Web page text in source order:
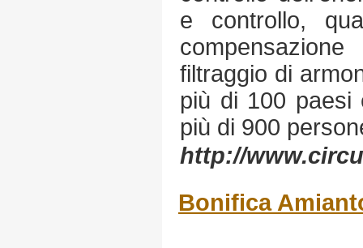
e controllo,
filtraggio di
più di 100 paesi
più di 900
http://
Bonifica